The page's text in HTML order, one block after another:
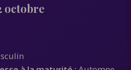
octobre